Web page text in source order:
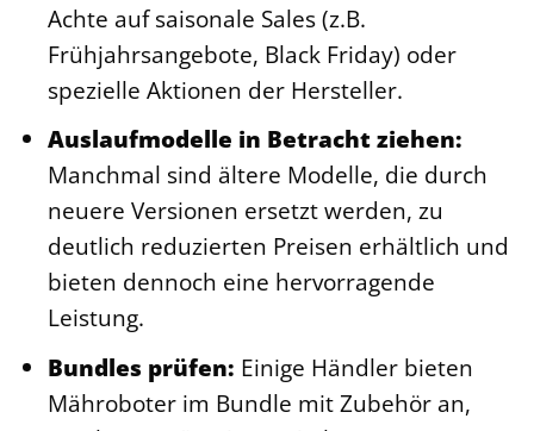
Achte auf saisonale Sales (z.B.
Frühjahrsangebote, Black Friday) oder
spezielle Aktionen der Hersteller.
Auslaufmodelle in Betracht ziehen:
Manchmal sind ältere Modelle, die durch
neuere Versionen ersetzt werden, zu
deutlich reduzierten Preisen erhältlich und
bieten dennoch eine hervorragende
Leistung.
Bundles prüfen: Einige Händler bieten
Mähroboter im Bundle mit Zubehör an,